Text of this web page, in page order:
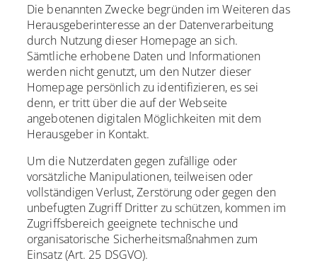
Die benannten Zwecke begründen im Weiteren das
Herausgeberinteresse an der Datenverarbeitung
durch Nutzung dieser Homepage an sich.
Sämtliche erhobene Daten und Informationen
werden nicht genutzt, um den Nutzer dieser
Homepage persönlich zu identifizieren, es sei
denn, er tritt über die auf der Webseite
angebotenen digitalen Möglichkeiten mit dem
Herausgeber in Kontakt.
Um die Nutzerdaten gegen zufällige oder
vorsätzliche Manipulationen, teilweisen oder
vollständigen Verlust, Zerstörung oder gegen den
unbefugten Zugriff Dritter zu schützen, kommen im
Zugriffsbereich geeignete technische und
organisatorische Sicherheitsmaßnahmen zum
Einsatz (Art. 25 DSGVO).